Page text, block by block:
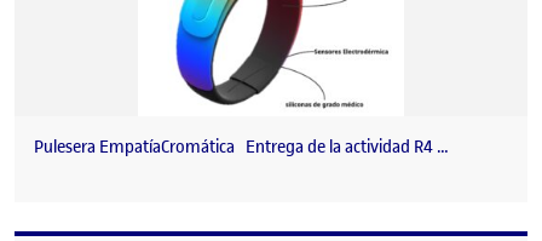
Pulesera EmpatíaCromática Entrega de la actividad R4 …